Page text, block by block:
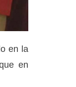
en la
en